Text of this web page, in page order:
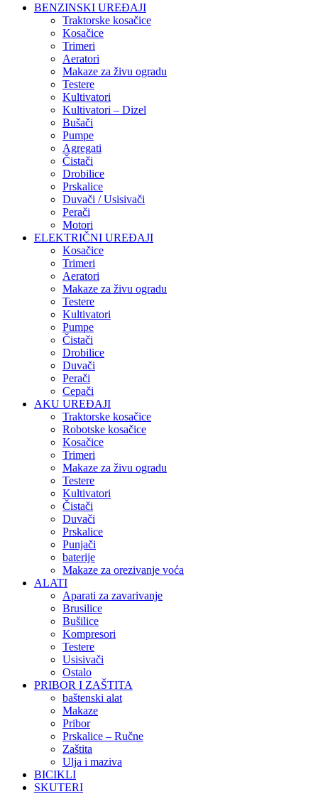
BENZINSKI UREĐAJI
Traktorske kosačice
Kosačice
Trimeri
Aeratori
Makaze za živu ogradu
Testere
Kultivatori
Kultivatori – Dizel
Bušači
Pumpe
Agregati
Čistači
Drobilice
Prskalice
Duvači / Usisivači
Perači
Motori
ELEKTRIČNI UREĐAJI
Kosačice
Trimeri
Aeratori
Makaze za živu ogradu
Testere
Kultivatori
Pumpe
Čistači
Drobilice
Duvači
Perači
Cepači
AKU UREĐAJI
Traktorske kosačice
Robotske kosačice
Kosačice
Trimeri
Makaze za živu ogradu
Testere
Kultivatori
Čistači
Duvači
Prskalice
Punjači
baterije
Makaze za orezivanje voća
ALATI
Aparati za zavarivanje
Brusilice
Bušilice
Kompresori
Testere
Usisivači
Ostalo
PRIBOR I ZAŠTITA
baštenski alat
Makaze
Pribor
Prskalice – Ručne
Zaštita
Ulja i maziva
BICIKLI
SKUTERI